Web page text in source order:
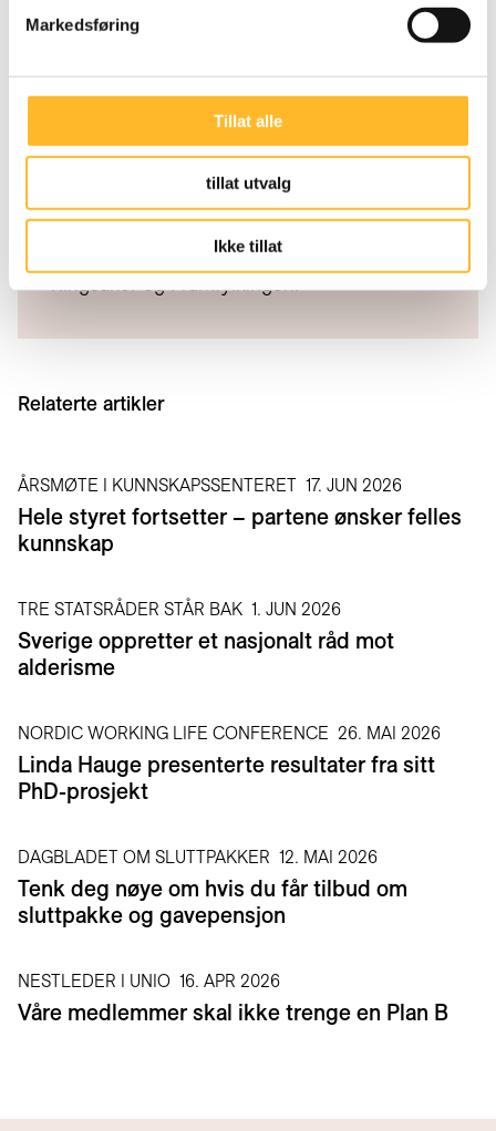
Markedsføring
Tillat alle
tillat utvalg
Ikke tillat
seniorpolitikk har hun også verv i
Fagligpolitisk utvalg for helse, Fagligpolitisk
utvalg for boligpolitikk, Fagpolitisk utvalg for
Einar Gerhardsens stipendfond, LO
Kommune, LO Stat, Folkets Hus
Landsforbund, Folkets Hus Fond, AOF,
AKAN, Folk og forsvar, FN-sambandet,
Arbeiderbevegelsens Folkehøyskole
Relaterte artikler
ÅRSMØTE I KUNNSKAPSSENTERET 17. JUN 2026
Hele styret fortsetter – partene ønsker felles
kunnskap
TRE STATSRÅDER STÅR BAK 1. JUN 2026
Sverige oppretter et nasjonalt råd mot
alderisme
NORDIC WORKING LIFE CONFERENCE 26. MAI 2026
Linda Hauge presenterte resultater fra sitt
PhD-prosjekt
DAGBLADET OM SLUTTPAKKER 12. MAI 2026
Tenk deg nøye om hvis du får tilbud om
sluttpakke og gavepensjon
NESTLEDER I UNIO 16. APR 2026
Våre medlemmer skal ikke trenge en Plan B